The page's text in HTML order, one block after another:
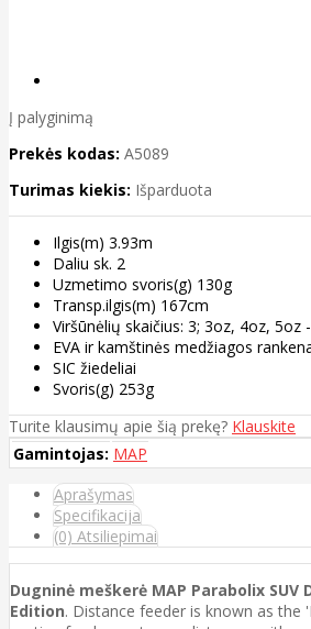
Į palyginimą
Prekės kodas: A5089
Turimas kiekis: Išparduota
Ilgis(m) 3.93m
Daliu sk. 2
Uzmetimo svoris(g) 130g
Transp.ilgis(m) 167cm
Viršūnėlių skaičius: 3; 3oz, 4oz, 5oz
EVA ir kamštinės medžiagos
SIC žiedeliai
Svoris(g) 253g
Turite klausimų apie šią prekę? Klauskite
Gamintojas: MAP
Aprašymas
Specifikacija
(0) Atsiliepimai
Dugninė meškerė MAP Parabolix SUV
Edition. Distance feeder is known as the